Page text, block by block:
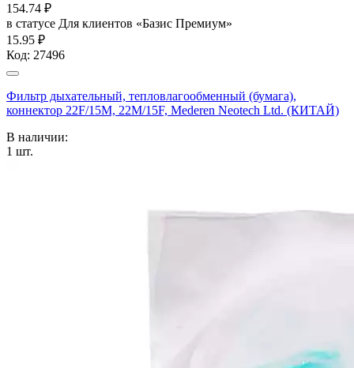
154.74 ₽
в статусе Для клиентов «Базис Премиум»
15.95 ₽
Код: 27496
Фильтр дыхательный, тепловлагообменный (бумага),
коннектор 22F/15M, 22M/15F, Mederen Neotech Ltd. (КИТАЙ)
В наличии:
1 шт.